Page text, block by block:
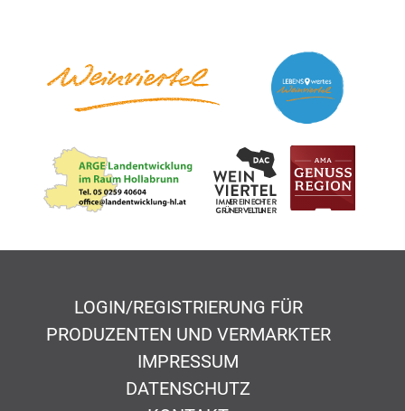
LOGIN/REGISTRIERUNG FÜR
PRODUZENTEN UND VERMARKTER
IMPRESSUM
DATENSCHUTZ